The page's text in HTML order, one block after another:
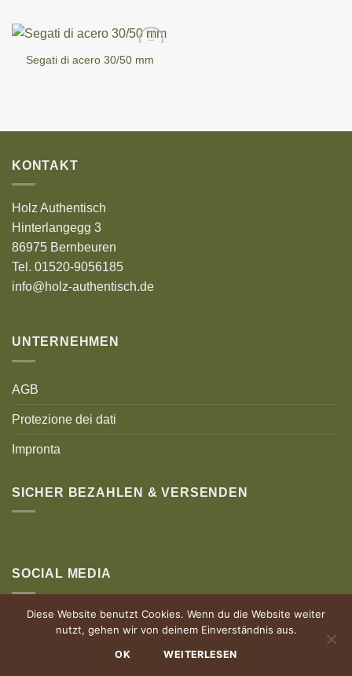
Segati di acero 30/50 mm
KONTAKT
Holz Authentisch
Hinterlangegg 3
86975 Bernbeuren
Tel. 01520-9056185
info@holz-authentisch.de
UNTERNEHMEN
AGB
Protezione dei dati
Impronta
SICHER BEZAHLEN & VERSENDEN
SOCIAL MEDIA
© Holz Authentisch | Powered by allgäuhero Werbeagentur
Diese Website benutzt Cookies. Wenn du die Website weiter
nutzt, gehen wir von deinem Einverständnis aus.
OK WEITERLESEN